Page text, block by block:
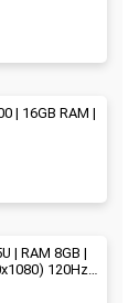
| 16GB RAM |
| RAM 8GB |
120Hz